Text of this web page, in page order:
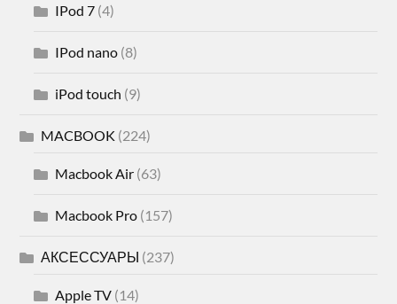
IPod 7 (4)
IPod nano (8)
iPod touch (9)
MACBOOK (224)
Macbook Air (63)
Macbook Pro (157)
АКСЕССУАРЫ (237)
Apple TV (14)